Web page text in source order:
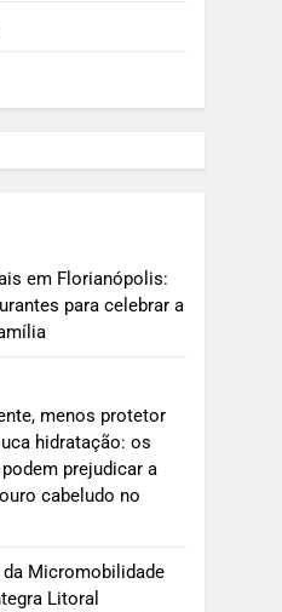
em Florianópolis:
para celebrar a
menos protetor
hidratação: os
prejudicar a
cabeludo no
da Micromobilidade
Litoral